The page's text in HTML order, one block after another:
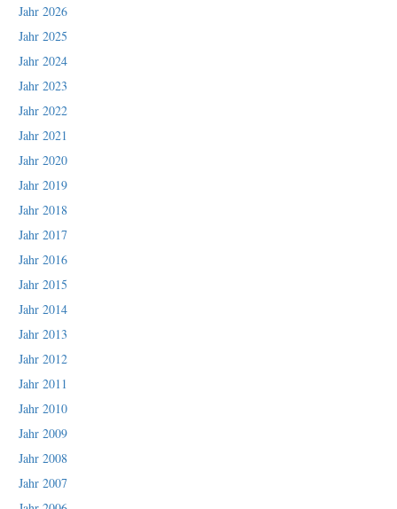
Jahr 2026
Jahr 2025
Jahr 2024
Jahr 2023
Jahr 2022
Jahr 2021
Jahr 2020
Jahr 2019
Jahr 2018
Jahr 2017
Jahr 2016
Jahr 2015
Jahr 2014
Jahr 2013
Jahr 2012
Jahr 2011
Jahr 2010
Jahr 2009
Jahr 2008
Jahr 2007